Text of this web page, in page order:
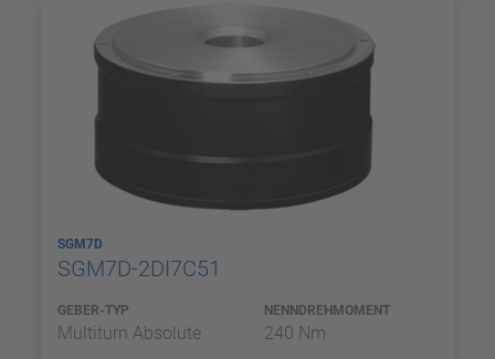
SGM7D
SGM7D-2DI7C51
GEBER-TYP
Multiturn Absolute
NENNDREHMOMENT
240 Nm